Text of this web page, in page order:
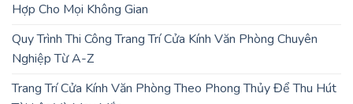
Hợp Cho Mọi Không Gian
Quy Trình Thi Công Trang Trí Cửa Kính Văn Phòng Chuyên
Nghiệp Từ A-Z
Trang Trí Cửa Kính Văn Phòng Theo Phong Thủy Để Thu Hút